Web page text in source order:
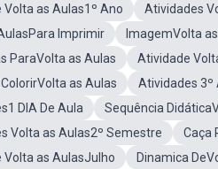
as Aulas1º Ano
Atividades
Imprimir
ImagemVolta
ParaVolta as Aulas
Atividade
as Aulas
Atividades 3º
DIA De Aula
Sequência
Volta as Aulas2º Semestre
Caça
Volta as AulasJulho
Dinamica